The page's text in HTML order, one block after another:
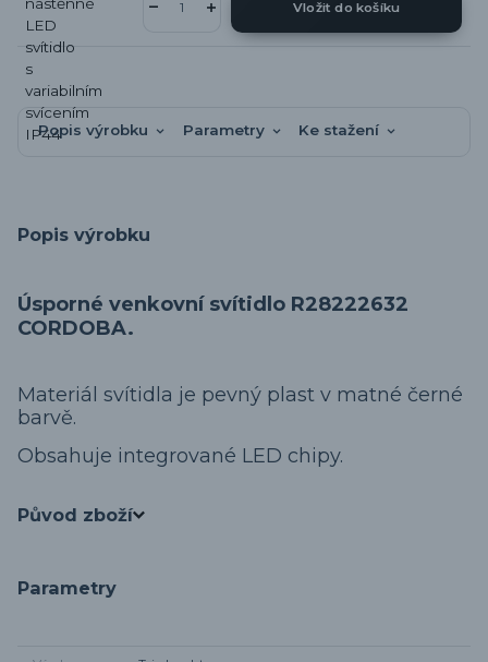
Vložit do košíku
Popis výrobku Parametry Ke stažení
Popis výrobku
Úsporné venkovní svítidlo R28222632
CORDOBA.
Materiál svítidla je pevný plast v matné černé
barvě.
Obsahuje integrované LED chipy.
Původ zboží
Parametry